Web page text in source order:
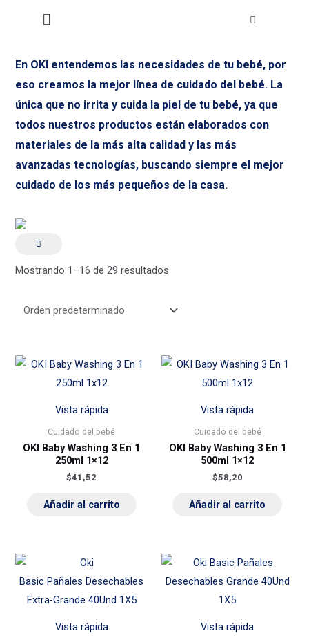
Menú
En OKI entendemos las necesidades de tu bebé, por
eso creamos la mejor línea de cuidado del bebé. La
única que no irrita y cuida la piel de tu bebé, ya que
todos nuestros productos están elaborados con
materiales de la más alta calidad y las más
avanzadas tecnologías, buscando siempre el mejor
cuidado de los más pequeños de la casa.
Mostrando 1–16 de 29 resultados
Vista rápida
Cuidado del bebé
OKI Baby Washing 3 En 1
250ml 1×12
$41,52
Añadir al carrito
Vista rápida
Cuidado del bebé
OKI Baby Washing 3 En 1
500ml 1×12
$58,20
Añadir al carrito
Vista rápida Vista rápida